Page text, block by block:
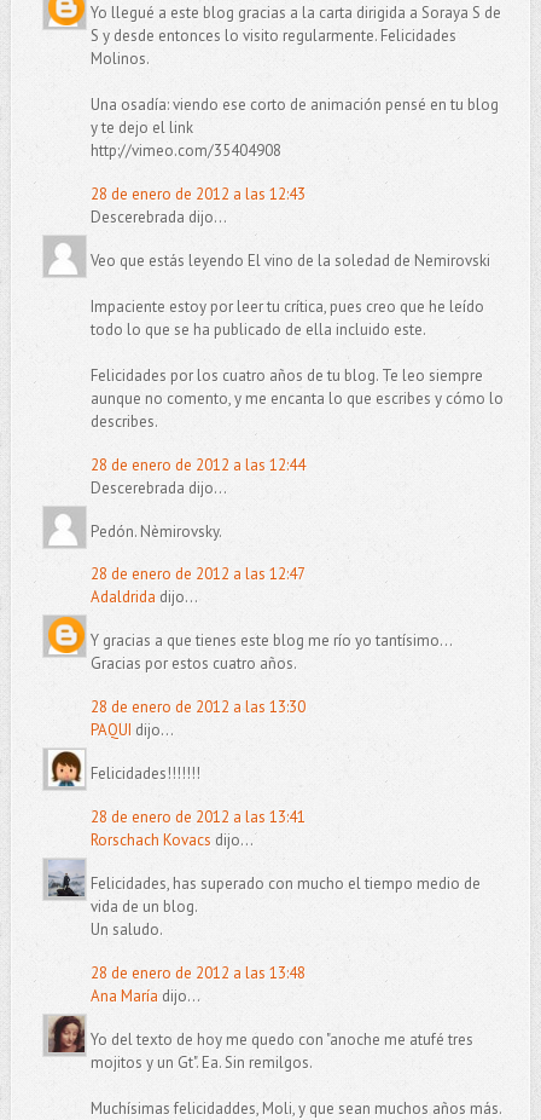
Yo llegué a este blog gracias a la carta dirigida a Soraya S de
S y desde entonces lo visito regularmente. Felicidades
Molinos.
Una osadía: viendo ese corto de animación pensé en tu blog
y te dejo el link
http://vimeo.com/35404908
28 de enero de 2012 a las 12:43
Descerebrada dijo...
Veo que estás leyendo El vino de la soledad de Nemirovski
Impaciente estoy por leer tu crítica, pues creo que he leído
todo lo que se ha publicado de ella incluido este.
Felicidades por los cuatro años de tu blog. Te leo siempre
aunque no comento, y me encanta lo que escribes y cómo lo
describes.
28 de enero de 2012 a las 12:44
Descerebrada dijo...
Pedón. Nèmirovsky.
28 de enero de 2012 a las 12:47
Adaldrida dijo...
Y gracias a que tienes este blog me río yo tantísimo...
Gracias por estos cuatro años.
28 de enero de 2012 a las 13:30
PAQUI dijo...
Felicidades!!!!!!!
28 de enero de 2012 a las 13:41
Rorschach Kovacs dijo...
Felicidades, has superado con mucho el tiempo medio de
vida de un blog.
Un saludo.
28 de enero de 2012 a las 13:48
Ana María dijo...
Yo del texto de hoy me quedo con "anoche me atufé tres
mojitos y un Gt". Ea. Sin remilgos.
Muchísimas felicidaddes, Moli, y que sean muchos años más.